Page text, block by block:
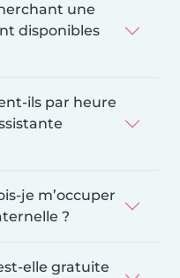
une
disponibles
ils par heure
je m’occuper
?
elle gratuite